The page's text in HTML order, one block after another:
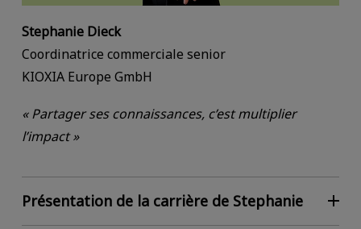
Stephanie Dieck
Coordinatrice commerciale senior
KIOXIA Europe GmbH
« Partager ses connaissances, c’est multiplier
l’impact »
Présentation de la carrière de Stephanie